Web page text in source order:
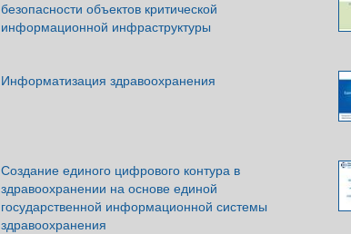
безопасности объектов критической
информационной инфраструктуры
Информатизация здравоохранения
Создание единого цифрового контура в
здравоохранении на основе единой
государственной информационной системы
здравоохранения